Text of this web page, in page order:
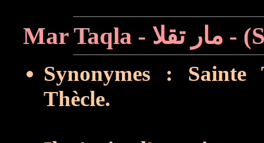
Synonymes : Sainte
Thècle.